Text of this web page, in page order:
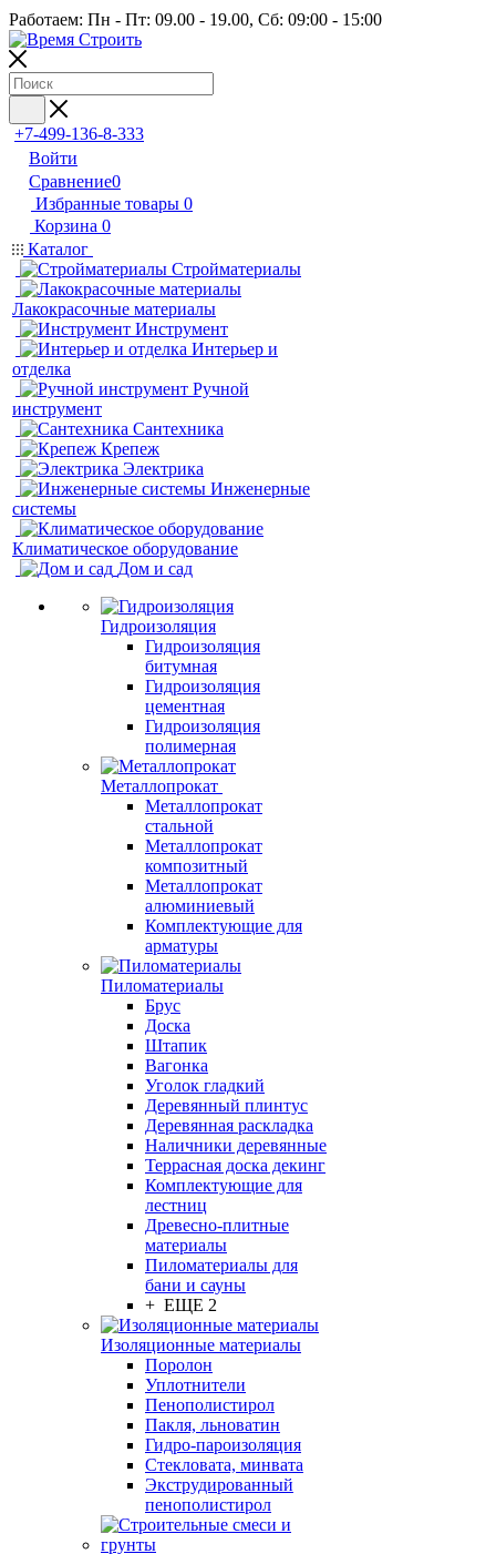
Работаем: Пн - Пт: 09.00 - 19.00, Сб: 09:00 - 15:00
+7-499-136-8-333
Войти
Сравнение0
Избранные товары 0
Корзина 0
Каталог
Стройматериалы
Лакокрасочные материалы
Инструмент
Интерьер и
отделка
Ручной
инструмент
Сантехника
Крепеж
Электрика
Инженерные
системы
Климатическое оборудование
Дом и сад
Гидроизоляция
Гидроизоляция
битумная
Гидроизоляция
цементная
Гидроизоляция
полимерная
Металлопрокат
Металлопрокат
стальной
Металлопрокат
композитный
Металлопрокат
алюминиевый
Комплектующие для
арматуры
Пиломатериалы
Брус
Доска
Штапик
Вагонка
Уголок гладкий
Деревянный плинтус
Деревянная раскладка
Наличники деревянные
Террасная доска декинг
Комплектующие для
лестниц
Древесно-плитные
материалы
Пиломатериалы для
бани и сауны
+ ЕЩЕ 2
Изоляционные материалы
Поролон
Уплотнители
Пенополистирол
Пакля, льноватин
Гидро-пароизоляция
Стекловата, минвата
Экструдированный
пенополистирол